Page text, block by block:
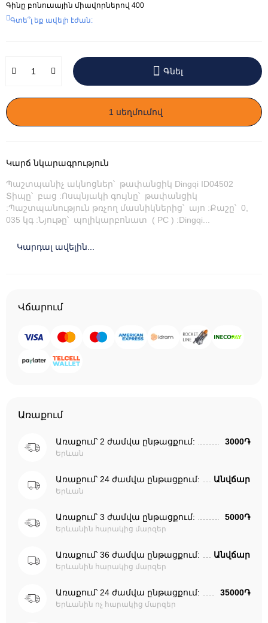
Գինը բոնուսային միավորներով 400
Գտե՞լ եք ավելի էժան:
Գնել
1 սեղմումով
Կարճ նկարագրություն
Պաշտպանիչ ակնոցներ՝ թափանցիկ Dingqi ID04502
Տիպը՝ բաց :Ոսպնյակի գույնը՝ թափանցիկ
:Պաշտպանություն թռչող մասնիկներից՝ այո :Քաշը՝ 0,
035 կգ :Նյութը՝ պոլիկարբոնատ ( PC ) :Dingqi...
Կարդալ ավելին...
Վճարում
Առաքում
Առաքում՝ 2 ժամվա ընթացքում:
Երևան
3000֏
Առաքում՝ 24 ժամվա ընթացքում:
Երևան
Անվճար
Առաքում՝ 3 ժամվա ընթացքում:
Երևանին հարակից մարզեր
5000֏
Առաքում՝ 36 ժամվա ընթացքում:
Երևանին հարակից մարզեր
Անվճար
Առաքում՝ 24 ժամվա ընթացքում:
Երևանին ոչ հարակից մարզեր
35000֏